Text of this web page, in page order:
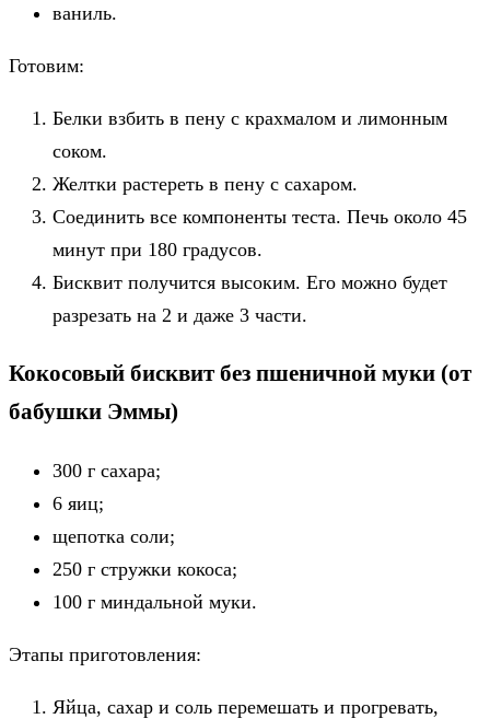
ваниль.
Готовим:
Белки взбить в пену с крахмалом и лимонным
соком.
Желтки растереть в пену с сахаром.
Соединить все компоненты теста. Печь около 45
минут при 180 градусов.
Бисквит получится высоким. Его можно будет
разрезать на 2 и даже 3 части.
Кокосовый бисквит без пшеничной муки (от
бабушки Эммы)
300 г сахара;
6 яиц;
щепотка соли;
250 г стружки кокоса;
100 г миндальной муки.
Этапы приготовления:
Яйца, сахар и соль перемешать и прогревать,